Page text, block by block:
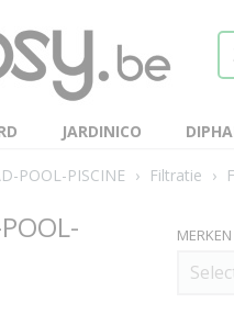
JARDINICO
POOL-PISCINE › Filtratie ›
MERKEN